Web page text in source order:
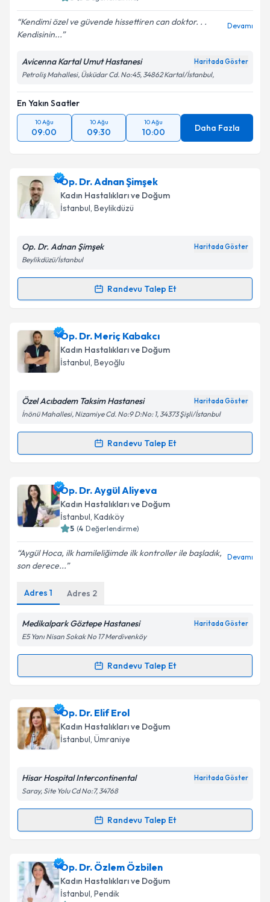
Metni'ni okudum ve kişisel verilerimin belirtilen
kapsamda işlenmesini kabul ediyorum.
Takvim Talebini Gönder
Kendimi özel ve güvende hissettiren can doktor. . .
Kendisinin...
Devamı
Avicenna Kartal Umut Hastanesi Haritada Göster
Petroliş Mahallesi, Üsküdar Cd. No:45, 34862 Kartal/İstanbul,
En Yakın Saatler
10 Ağu
09:00
10 Ağu
09:30
10 Ağu
10:00 Daha Fazla
Op. Dr. Adnan Şimşek
Kadın Hastalıkları ve Doğum
İstanbul, Beylikdüzü
Op. Dr. Adnan Şimşek Haritada Göster
Beylikdüzü/İstanbul
Randevu Talep Et
Randevu Takvimi Talebi
Op. Dr. Adnan Şimşekiçin randevu takvimi talebi
oluşturun. Size bu uzmandan randevu almanız için bir
takvim hazırlandığında e-posta ile bilgilendireceğiz.
Kişisel verilerimin işlenmesine ilişkin
Metni'ni okudum ve kişisel verilerimin belirtilen
Takvim Talebini Gönder
Op. Dr. Meriç Kabakcı
Kadın Hastalıkları ve Doğum
İstanbul, Beyoğlu
Özel Acıbadem Taksim Hastanesi Haritada Göster
İnönü Mahallesi, Nizamiye Cd. No:9 D:No: 1, 34373 Şişli/İstanbul
Randevu Talep Et
Randevu Takvimi Talebi
Op. Dr. Meriç Kabakcıiçin randevu takvimi talebi
oluşturun. Size bu uzmandan randevu almanız için bir
takvim hazırlandığında e-posta ile bilgilendireceğiz.
Kişisel verilerimin işlenmesine ilişkin
Metni'ni okudum ve kişisel verilerimin belirtilen
kapsamda işlenmesini kabul ediyorum.
Takvim Talebini Gönder
Op. Dr. Aygül Aliyeva
Kadın Hastalıkları ve Doğum
İstanbul, Kadıköy
5 (4 Değerlendirme)
Aygül Hoca, ilk hamileliğimde ilk kontroller ile başladık,
son derece...
Devamı
Adres 1 Adres 2
Medikalpark Göztepe Hastanesi Haritada Göster
E5 Yanı Nisan Sokak No 17 Merdivenköy
Randevu Talep Et
Randevu Takvimi Talebi
Op. Dr. Aygül Aliyevaiçin randevu takvimi talebi
oluşturun. Size bu uzmandan randevu almanız için bir
takvim hazırlandığında e-posta ile bilgilendireceğiz.
Kişisel verilerimin işlenmesine ilişkin
Metni'ni okudum ve kişisel verilerimin belirtilen
Takvim Talebini Gönder
Op. Dr. Elif Erol
Kadın Hastalıkları ve Doğum
İstanbul, Ümraniye
Hisar Hospital Intercontinental Haritada Göster
Saray, Site Yolu Cd No:7, 34768
Randevu Talep Et
Randevu Takvimi Talebi
Op. Dr. Elif Eroliçin randevu takvimi talebi oluşturun.
Size bu uzmandan randevu almanız için bir takvim
hazırlandığında e-posta ile bilgilendireceğiz.
Op. Dr. Özlem Özbilen
Kadın Hastalıkları ve Doğum
İstanbul, Pendik